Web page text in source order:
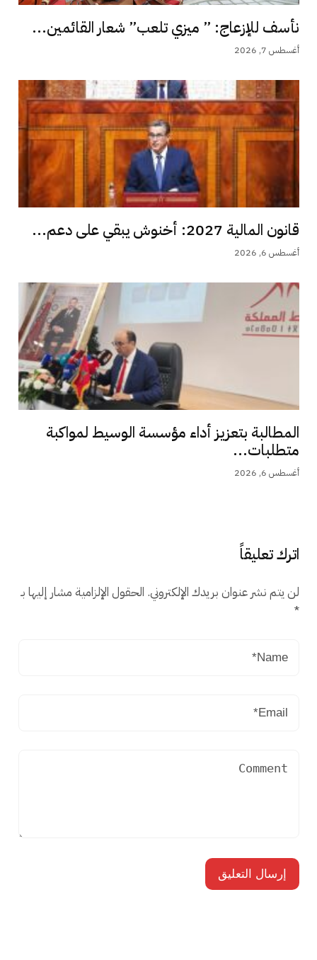
نأسف للإزعاج: ” ميزي تلعب” شعار القائمين...
أغسطس 7, 2026
قانون المالية 2027: أخنوش يبقي على دعم...
أغسطس 6, 2026
المطالبة بتعزيز أداء مؤسسة الوسيط لمواكبة
متطلبات...
أغسطس 6, 2026
اترك تعليقاً
لن يتم نشر عنوان بريدك الإلكتروني. الحقول الإلزامية مشار إليها بـ
*